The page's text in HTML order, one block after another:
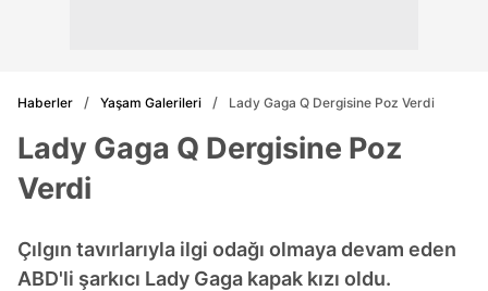
Haberler Yaşam Galerileri Lady Gaga Q Dergisine Poz Verdi
Lady Gaga Q Dergisine Poz
Verdi
Çılgın tavırlarıyla ilgi odağı olmaya devam eden
ABD'li şarkıcı Lady Gaga kapak kızı oldu.